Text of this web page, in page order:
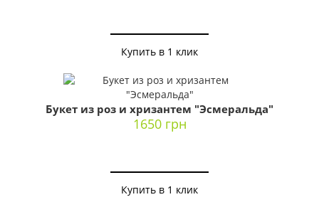
Купить в 1 клик
Букет из роз и хризантем "Эсмеральда"
1650 грн
Купить в 1 клик